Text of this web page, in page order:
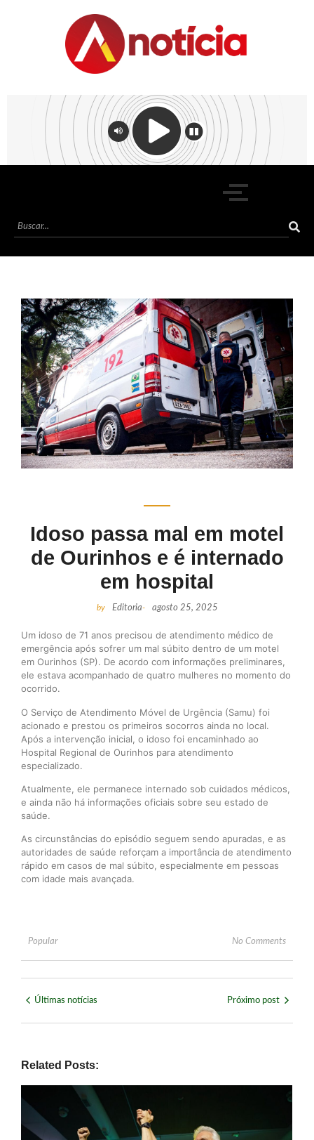
Idoso passa mal em motel
de Ourinhos e é internado
em hospital
by Editoria- agosto 25, 2025
Um idoso de 71 anos precisou de atendimento médico de
emergência após sofrer um mal súbito dentro de um motel
em Ourinhos (SP). De acordo com informações preliminares,
ele estava acompanhado de quatro mulheres no momento do
ocorrido.
O Serviço de Atendimento Móvel de Urgência (Samu) foi
acionado e prestou os primeiros socorros ainda no local.
Após a intervenção inicial, o idoso foi encaminhado ao
Hospital Regional de Ourinhos para atendimento
especializado.
Atualmente, ele permanece internado sob cuidados médicos,
e ainda não há informações oficiais sobre seu estado de
saúde.
As circunstâncias do episódio seguem sendo apuradas, e as
autoridades de saúde reforçam a importância de atendimento
rápido em casos de mal súbito, especialmente em pessoas
com idade mais avançada.
Popular No Comments
Últimas notícias Próximo post
Related Posts: